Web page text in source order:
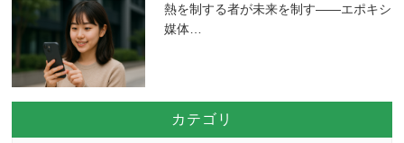
熱を制する者が未来を制す――エポキシ
媒体…
カテゴリ